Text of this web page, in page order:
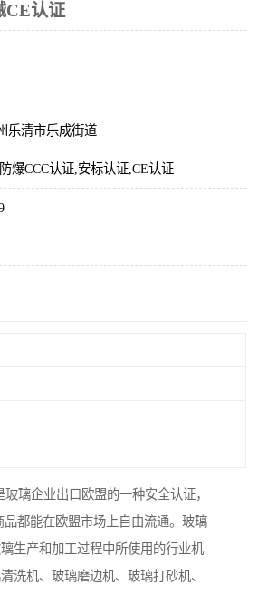
CE认证
乐清市乐成街道
爆CCC认证,安标认证,CE认证
玻璃企业出口欧盟的一种安全认证，
品都能在欧盟市场上自由流通。玻璃
生产和加工过程中所使用的行业机
洗机、玻璃磨边机、玻璃打砂机、